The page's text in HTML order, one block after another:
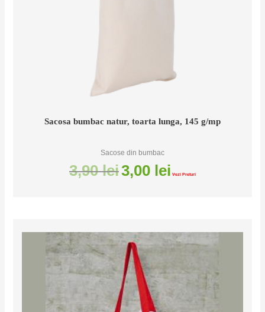
Sacosa bumbac natur, toarta lunga, 145 g/mp
Sacose din bumbac
3,90lei3,00 lei Vezi Preturi